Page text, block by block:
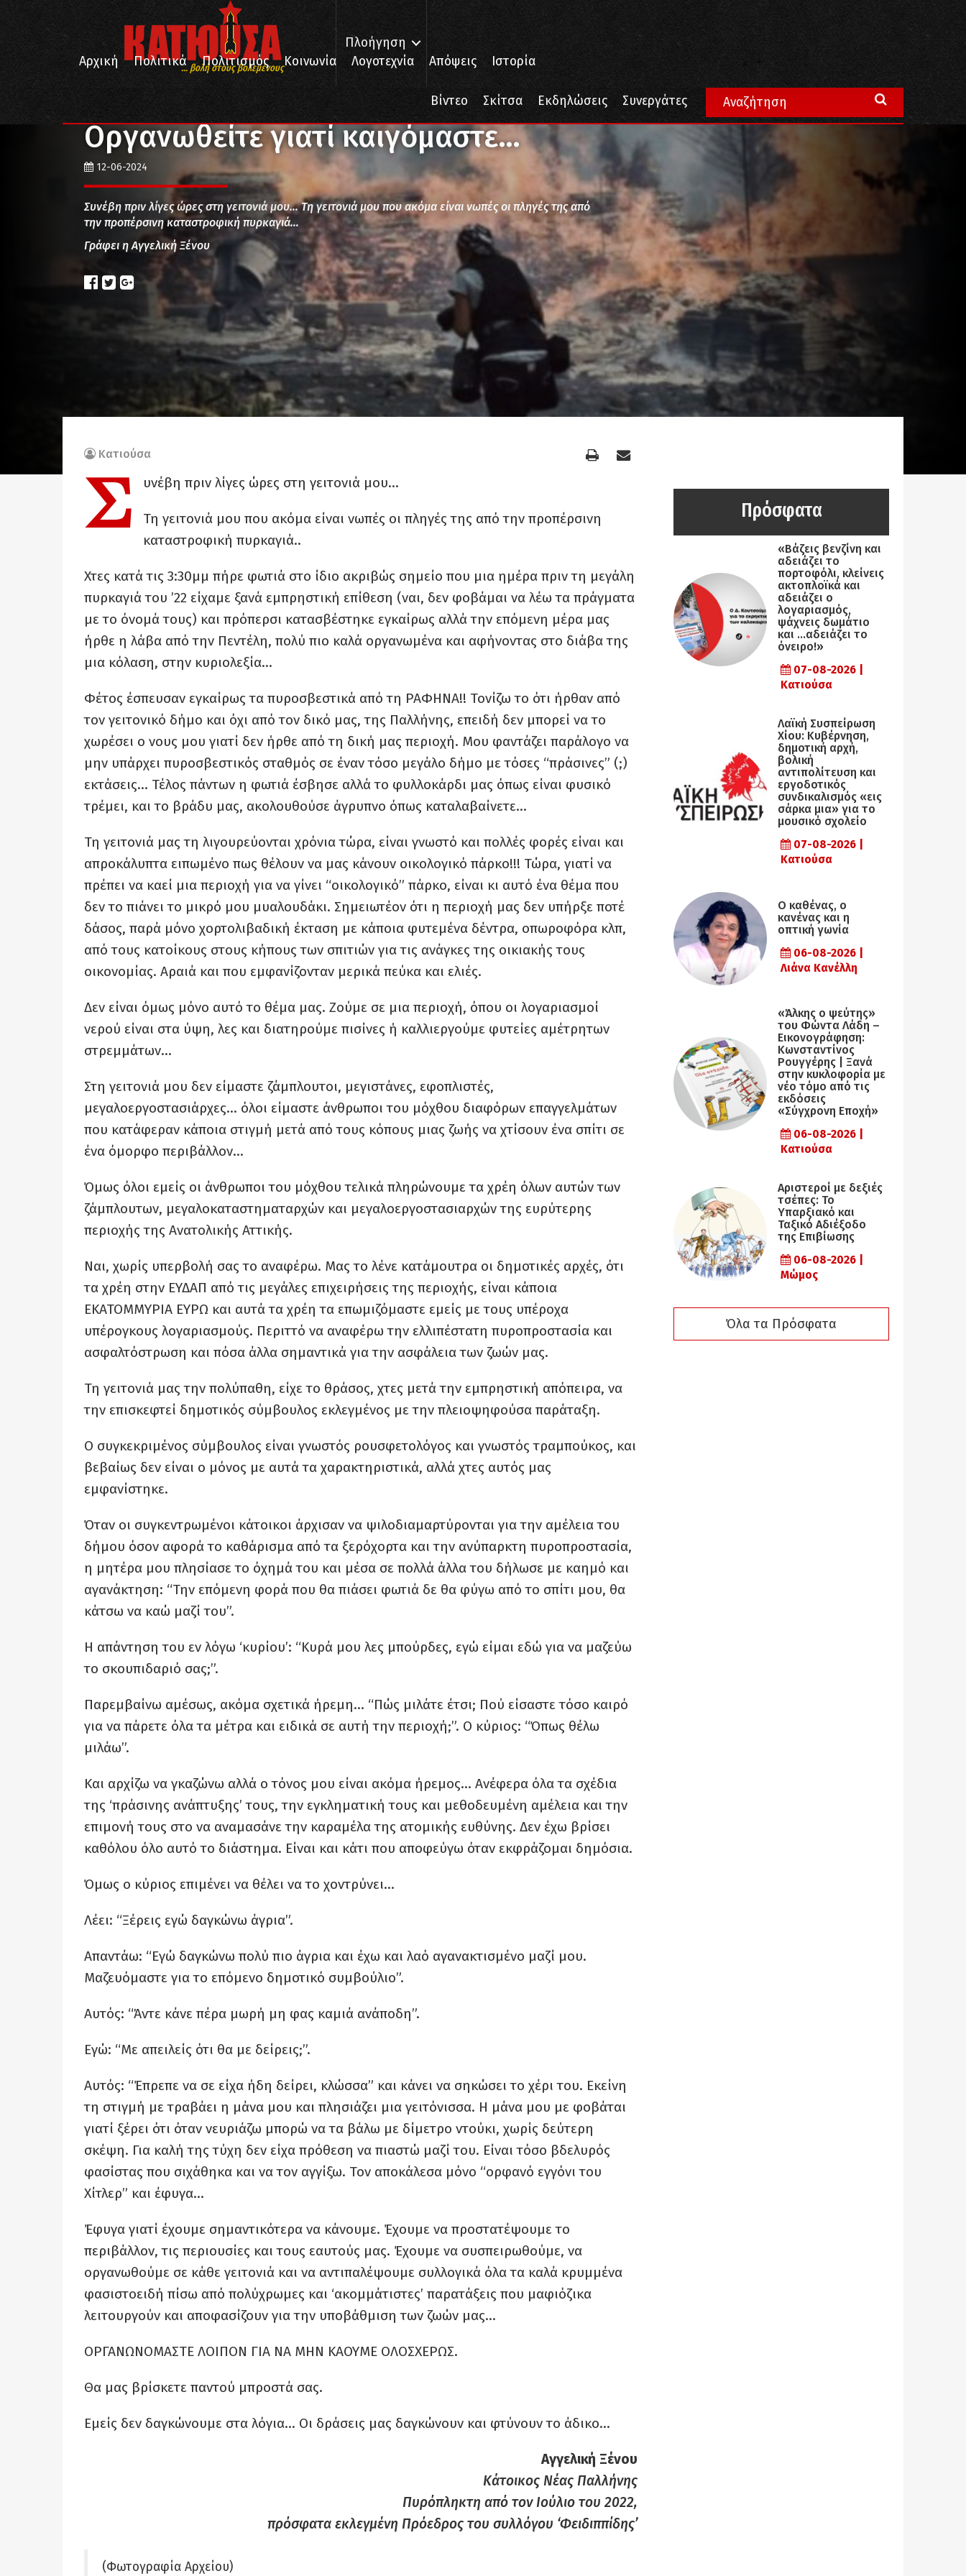
... βολή στους βολεμένους
Πλοήγηση
Αρχική
Πολιτικά Πολιτισμός Κοινωνία Λογοτεχνία Απόψεις Ιστορία
Βίντεο Σκίτσα Εκδηλώσεις Συνεργάτες
Απόψεις
Οργανωθείτε γιατί καιγόμαστε…
12-06-2024
Συνέβη πριν λίγες ώρες στη γειτονιά μου… Τη γειτονιά μου που ακόμα είναι νωπές οι πληγές της από
την προπέρσινη καταστροφική πυρκαγιά…
Γράφει η Αγγελική Ξένου
Κατιούσα
Σ υνέβη πριν λίγες ώρες στη γειτονιά μου…
Τη γειτονιά μου που ακόμα είναι νωπές οι πληγές της από την προπέρσινη
καταστροφική πυρκαγιά..
Χτες κατά τις 3:30μμ πήρε φωτιά στο ίδιο ακριβώς σημείο που μια ημέρα πριν τη μεγάλη
πυρκαγιά του ’22 είχαμε ξανά εμπρηστική επίθεση (ναι, δεν φοβάμαι να λέω τα πράγματα
με το όνομά τους) και πρόπερσι κατασβέστηκε εγκαίρως αλλά την επόμενη μέρα μας
ήρθε η λάβα από την Πεντέλη, πολύ πιο καλά οργανωμένα και αφήνοντας στο διάβα της
μια κόλαση, στην κυριολεξία…
Φέτος έσπευσαν εγκαίρως τα πυροσβεστικά από τη ΡΑΦΗΝΑ!! Τονίζω το ότι ήρθαν από
τον γειτονικό δήμο και όχι από τον δικό μας, της Παλλήνης, επειδή δεν μπορεί να το
χωρέσει ο νους μου γιατί δεν ήρθε από τη δική μας περιοχή. Μου φαντάζει παράλογο να
μην υπάρχει πυροσβεστικός σταθμός σε έναν τόσο μεγάλο δήμο με τόσες “πράσινες” (;)
εκτάσεις… Τέλος πάντων η φωτιά έσβησε αλλά το φυλλοκάρδι μας όπως είναι φυσικό
τρέμει, και το βράδυ μας, ακολουθούσε άγρυπνο όπως καταλαβαίνετε…
Τη γειτονιά μας τη λιγουρεύονται χρόνια τώρα, είναι γνωστό και πολλές φορές είναι και
απροκάλυπτα ειπωμένο πως θέλουν να μας κάνουν οικολογικό πάρκο!!! Τώρα, γιατί να
πρέπει να καεί μια περιοχή για να γίνει “οικολογικό” πάρκο, είναι κι αυτό ένα θέμα που
δεν το πιάνει το μικρό μου μυαλουδάκι. Σημειωτέον ότι η περιοχή μας δεν υπήρξε ποτέ
δάσος, παρά μόνο χορτολιβαδική έκταση με κάποια φυτεμένα δέντρα, οπωροφόρα κλπ,
από τους κατοίκους στους κήπους των σπιτιών για τις ανάγκες της οικιακής τους
οικονομίας. Αραιά και που εμφανίζονταν μερικά πεύκα και ελιές.
Δεν είναι όμως μόνο αυτό το θέμα μας. Ζούμε σε μια περιοχή, όπου οι λογαριασμοί
νερού είναι στα ύψη, λες και διατηρούμε πισίνες ή καλλιεργούμε φυτείες αμέτρητων
στρεμμάτων…
Στη γειτονιά μου δεν είμαστε ζάμπλουτοι, μεγιστάνες, εφοπλιστές,
μεγαλοεργοστασιάρχες… όλοι είμαστε άνθρωποι του μόχθου διαφόρων επαγγελμάτων
που κατάφεραν κάποια στιγμή μετά από τους κόπους μιας ζωής να χτίσουν ένα σπίτι σε
ένα όμορφο περιβάλλον…
Όμως όλοι εμείς οι άνθρωποι του μόχθου τελικά πληρώνουμε τα χρέη όλων αυτών των
ζάμπλουτων, μεγαλοκαταστηματαρχών και μεγαλοεργοστασιαρχών της ευρύτερης
περιοχής της Ανατολικής Αττικής.
Ναι, χωρίς υπερβολή σας το αναφέρω. Μας το λένε κατάμουτρα οι δημοτικές αρχές, ότι
τα χρέη στην ΕΥΔΑΠ από τις μεγάλες επιχειρήσεις της περιοχής, είναι κάποια
ΕΚΑΤΟΜΜΥΡΙΑ ΕΥΡΩ και αυτά τα χρέη τα επωμιζόμαστε εμείς με τους υπέροχα
υπέρογκους λογαριασμούς. Περιττό να αναφέρω την ελλιπέστατη πυροπροστασία και
ασφαλτόστρωση και πόσα άλλα σημαντικά για την ασφάλεια των ζωών μας.
Τη γειτονιά μας την πολύπαθη, είχε το θράσος, χτες μετά την εμπρηστική απόπειρα, να
την επισκεφτεί δημοτικός σύμβουλος εκλεγμένος με την πλειοψηφούσα παράταξη.
Ο συγκεκριμένος σύμβουλος είναι γνωστός ρουσφετολόγος και γνωστός τραμπούκος, και
βεβαίως δεν είναι ο μόνος με αυτά τα χαρακτηριστικά, αλλά χτες αυτός μας
εμφανίστηκε.
Όταν οι συγκεντρωμένοι κάτοικοι άρχισαν να ψιλοδιαμαρτύρονται για την αμέλεια του
δήμου όσον αφορά το καθάρισμα από τα ξερόχορτα και την ανύπαρκτη πυροπροστασία,
η μητέρα μου πλησίασε το όχημά του και μέσα σε πολλά άλλα του δήλωσε με καημό και
αγανάκτηση: “Την επόμενη φορά που θα πιάσει φωτιά δε θα φύγω από το σπίτι μου, θα
κάτσω να καώ μαζί του”.
Η απάντηση του εν λόγω ‘κυρίου’: “Κυρά μου λες μπούρδες, εγώ είμαι εδώ για να μαζεύω
το σκουπιδαριό σας;”.
Παρεμβαίνω αμέσως, ακόμα σχετικά ήρεμη… “Πώς μιλάτε έτσι; Πού είσαστε τόσο καιρό
για να πάρετε όλα τα μέτρα και ειδικά σε αυτή την περιοχή;”. Ο κύριος: “Όπως θέλω
μιλάω”.
Και αρχίζω να γκαζώνω αλλά ο τόνος μου είναι ακόμα ήρεμος… Ανέφερα όλα τα σχέδια
της ‘πράσινης ανάπτυξης’ τους, την εγκληματική τους και μεθοδευμένη αμέλεια και την
επιμονή τους στο να αναμασάνε την καραμέλα της ατομικής ευθύνης. Δεν έχω βρίσει
καθόλου όλο αυτό το διάστημα. Είναι και κάτι που αποφεύγω όταν εκφράζομαι δημόσια.
Όμως ο κύριος επιμένει να θέλει να το χοντρύνει…
Λέει: “Ξέρεις εγώ δαγκώνω άγρια”.
Απαντάω: “Εγώ δαγκώνω πολύ πιο άγρια και έχω και λαό αγανακτισμένο μαζί μου.
Μαζευόμαστε για το επόμενο δημοτικό συμβούλιο”.
Αυτός: “Άντε κάνε πέρα μωρή μη φας καμιά ανάποδη”.
Εγώ: “Με απειλείς ότι θα με δείρεις;”.
Αυτός: “Έπρεπε να σε είχα ήδη δείρει, κλώσσα” και κάνει να σηκώσει το χέρι του. Εκείνη
τη στιγμή με τραβάει η μάνα μου και πλησιάζει μια γειτόνισσα. Η μάνα μου με φοβάται
γιατί ξέρει ότι όταν νευριάζω μπορώ να τα βάλω με δίμετρο ντούκι, χωρίς δεύτερη
σκέψη. Για καλή της τύχη δεν είχα πρόθεση να πιαστώ μαζί του. Είναι τόσο βδελυρός
φασίστας που σιχάθηκα και να τον αγγίξω. Τον αποκάλεσα μόνο “ορφανό εγγόνι του
Χίτλερ” και έφυγα…
Έφυγα γιατί έχουμε σημαντικότερα να κάνουμε. Έχουμε να προστατέψουμε το
περιβάλλον, τις περιουσίες και τους εαυτούς μας. Έχουμε να συσπειρωθούμε, να
οργανωθούμε σε κάθε γειτονιά και να αντιπαλέψουμε συλλογικά όλα τα καλά κρυμμένα
φασιστοειδή πίσω από πολύχρωμες και ‘ακομμάτιστες’ παρατάξεις που μαφιόζικα
λειτουργούν και αποφασίζουν για την υποβάθμιση των ζωών μας…
ΟΡΓΑΝΩΝΟΜΑΣΤΕ ΛΟΙΠΟΝ ΓΙΑ ΝΑ ΜΗΝ ΚΑΟΥΜΕ ΟΛΟΣΧΕΡΩΣ.
Θα μας βρίσκετε παντού μπροστά σας.
Εμείς δεν δαγκώνουμε στα λόγια… Οι δράσεις μας δαγκώνουν και φτύνουν το άδικο…
Αγγελική Ξένου
Κάτοικος Νέας Παλλήνης
Πυρόπληκτη από τον Ιούλιο του 2022,
πρόσφατα εκλεγμένη Πρόεδρος του συλλόγου ‘Φειδιππίδης’
(Φωτογραφία Αρχείου)
Πρόσφατα
«Βάζεις βενζίνη και
αδειάζει το
πορτοφόλι, κλείνεις
ακτοπλοϊκά και
αδειάζει ο
λογαριασμός,
ψάχνεις δωμάτιο
και …αδειάζει το
όνειρο!»
07-08-2026 |
Κατιούσα
Λαϊκή Συσπείρωση
Χίου: Κυβέρνηση,
δημοτική αρχή,
βολική
αντιπολίτευση και
εργοδοτικός
συνδικαλισμός «εις
σάρκα μια» για το
μουσικό σχολείο
07-08-2026 |
Κατιούσα
Ο καθένας, ο
κανένας και η
οπτική γωνία
06-08-2026 |
Λιάνα Κανέλλη
«Άλκης ο ψεύτης»
του Φώντα Λάδη –
Εικονογράφηση:
Κωνσταντίνος
Ρουγγέρης | Ξανά
στην κυκλοφορία με
νέο τόμο από τις
εκδόσεις
«Σύγχρονη Εποχή»
06-08-2026 |
Κατιούσα
Αριστεροί με δεξιές
τσέπες: Το
Υπαρξιακό και
Ταξικό Αδιέξοδο
της Επιβίωσης
06-08-2026 |
Μώμος
Όλα τα Πρόσφατα